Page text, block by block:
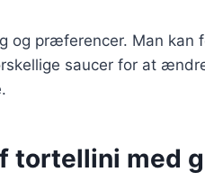
og præferencer. Man kan
saucer for at
tortellini med